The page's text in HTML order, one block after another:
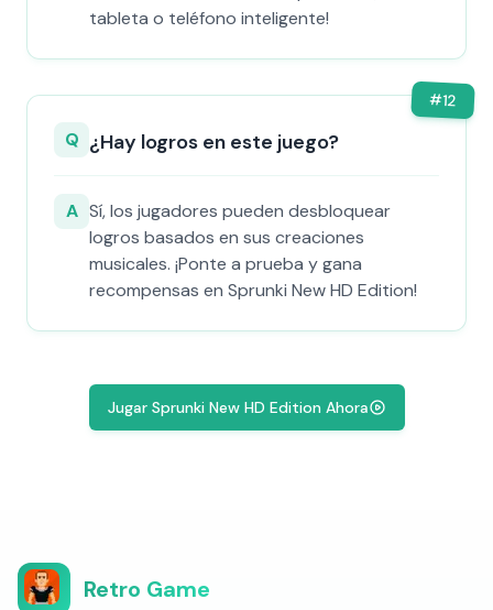
tableta o teléfono inteligente!
#12
Q ¿Hay logros en este juego?
A Sí, los jugadores pueden desbloquear
logros basados en sus creaciones
musicales. ¡Ponte a prueba y gana
recompensas en Sprunki New HD Edition!
Jugar Sprunki New HD Edition Ahora
Retro Game